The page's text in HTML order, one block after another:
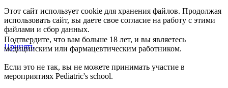
Этот сайт использует cookie для хранения файлов. Продолжая
использовать сайт, вы даете свое согласие на работу с этими
файлами и сбор данных.
Принять
Подтвердите, что вам больше 18 лет, и вы являетесь
медицинским или фармацевтическим работником.
Если это не так, вы не можете принимать участие в
мероприятиях Pediatric's school.